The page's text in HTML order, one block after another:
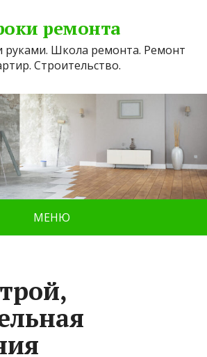
ремонта
руками. Школа ремонта. Ремонт
Строительство.
МЕНЮ